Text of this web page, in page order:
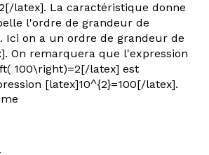
latex]. La caractéristique donne
l'ordre de grandeur de
Ici on a un ordre de grandeur de
On remarquera que l'expression
100\right)=2[/latex] est
[latex]10^{2}=100[/latex].